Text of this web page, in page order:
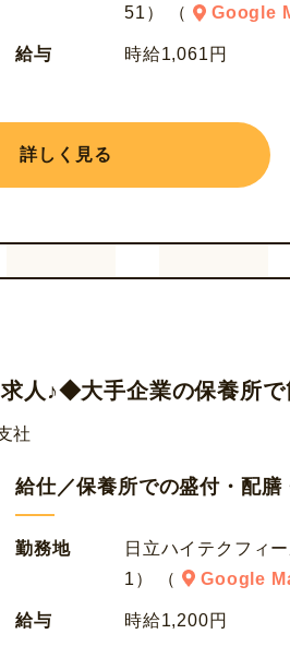
51） （
Google
給与 時給1,061円
詳しく見る
人♪◆大手企業の保養所で
社
給仕／保養所での盛付・配膳
勤務地
日立ハイテクフィ
1） （
Google
給与 時給1,200円